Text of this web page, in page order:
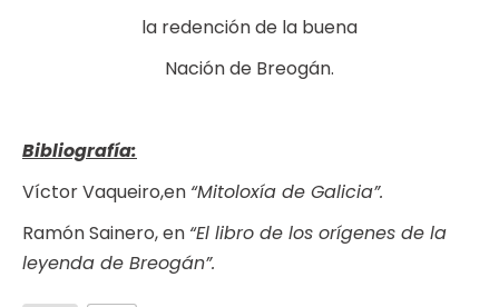
la redención de la buena
Nación de Breogán.
Bibliografía:
Víctor Vaqueiro,en “Mitoloxía de Galicia”.
Ramón Sainero, en “El libro de los orígenes de la
leyenda de Breogán”.